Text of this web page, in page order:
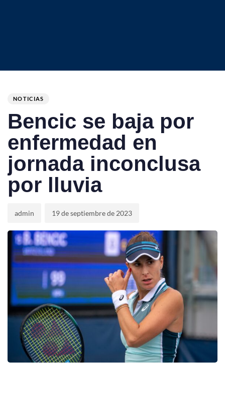
IN:
NOTICIAS
Bencic se baja por
enfermedad en
jornada inconclusa
por lluvia
admin 19 de septiembre de 2023